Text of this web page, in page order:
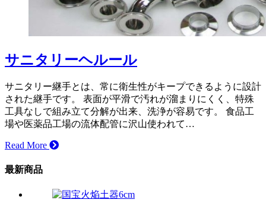
サニタリーヘルール
サニタリー継手とは、常に衛生性がキープできるように設計
された継手です。 表面が平滑で汚れが溜まりにくく、特殊
工具なしで組み立て分解が出来、洗浄が容易です。 食品工
場や医薬品工場の流体配管に沢山使われて…
Read More
最新商品